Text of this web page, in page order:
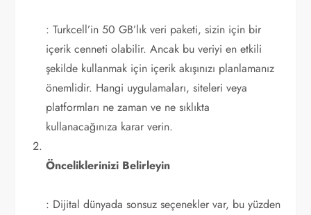
: Turkcell’in 50 GB’lık veri paketi, sizin için bir
içerik cenneti olabilir. Ancak bu veriyi en etkili
şekilde kullanmak için içerik akışınızı planlamanız
önemlidir. Hangi uygulamaları, siteleri veya
platformları ne zaman ve ne sıklıkta
kullanacağınıza karar verin.
Önceliklerinizi Belirleyin
: Dijital dünyada sonsuz seçenekler var, bu yüzden